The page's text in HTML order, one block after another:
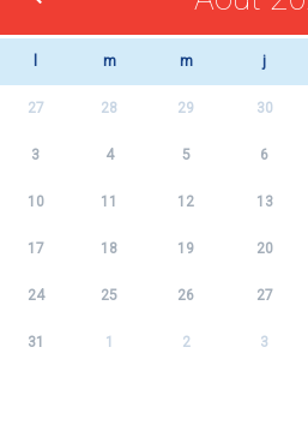
m m j
27 28 29 30
3 4 5 6
10 11 12 13
17 18 19 20
24 25 26 27
31 1 2 3